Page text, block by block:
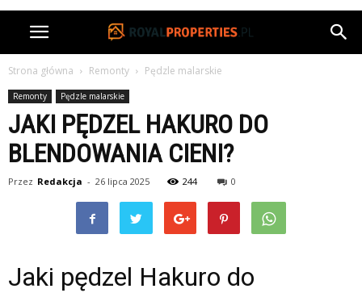
Strona główna Remonty Pędzle malarskie
Remonty Pędzle malarskie
JAKI PĘDZEL HAKURO DO
BLENDOWANIA CIENI?
Przez Redakcja - 26 lipca 2025 244 0
Jaki pędzel Hakuro do